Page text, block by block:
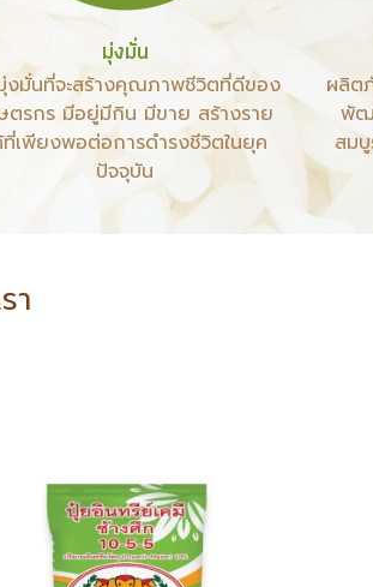
มุ่งมั่น
มุ่งมั่นที่จะสร้างคุณภาพชีวิตที่ดีของ
ตรกร มีอยู่มีกิน มีขาย สร้างราย
ที่เพียงพอต่อการดำรงชีวิตในยุค
ปัจจุบัน
ผลิต
พัฒ
สม
า